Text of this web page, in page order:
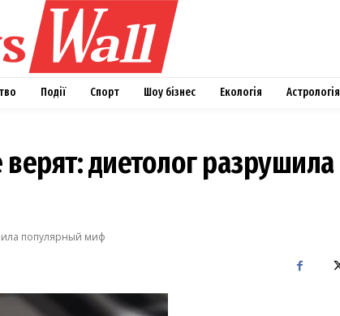
Події Спорт Шоу бізнес Екологія Астрологія
диетолог разрушила
популярный миф